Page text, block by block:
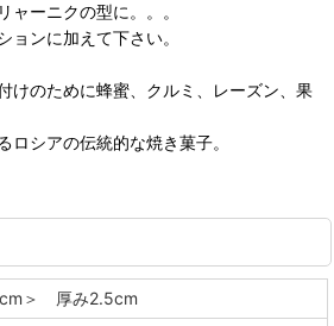
ャーニクの型に。。。
ョンに加えて下さい。
けのために蜂蜜、クルミ、レーズン、果
ロシアの伝統的な焼き菓子。
＞ 厚み2.5cm